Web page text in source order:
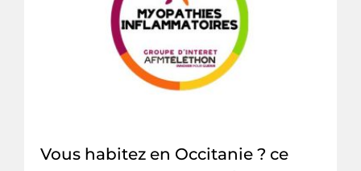
Vous habitez en Occitanie ? ce